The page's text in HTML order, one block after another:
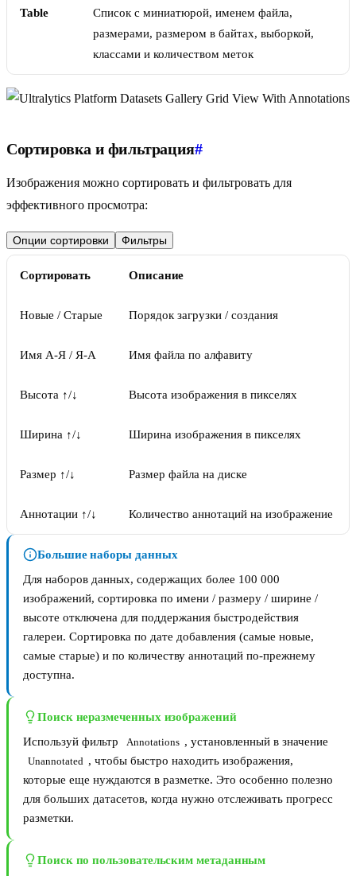
Table
Список с миниатюрой, именем файла,
размерами, размером в байтах, выборкой,
классами и количеством меток
Сортировка и фильтрация#
Изображения можно сортировать и фильтровать для
эффективного просмотра:
Опции сортировки Фильтры
Сортировать Описание
Новые / Старые Порядок загрузки / создания
Имя А-Я / Я-А Имя файла по алфавиту
Высота ↑/↓ Высота изображения в пикселях
Ширина ↑/↓ Ширина изображения в пикселях
Размер ↑/↓ Размер файла на диске
Аннотации ↑/↓ Количество аннотаций на изображение
Большие наборы данных
Для наборов данных, содержащих более 100 000
изображений, сортировка по имени / размеру / ширине /
высоте отключена для поддержания быстродействия
галереи. Сортировка по дате добавления (самые новые,
самые старые) и по количеству аннотаций по-прежнему
доступна.
Поиск неразмеченных изображений
Используй фильтр
Annotations , установленный в значение
Unannotated , чтобы быстро находить изображения,
которые еще нуждаются в разметке. Это особенно полезно
для больших датасетов, когда нужно отслеживать прогресс
разметки.
Поиск по пользовательским метаданным